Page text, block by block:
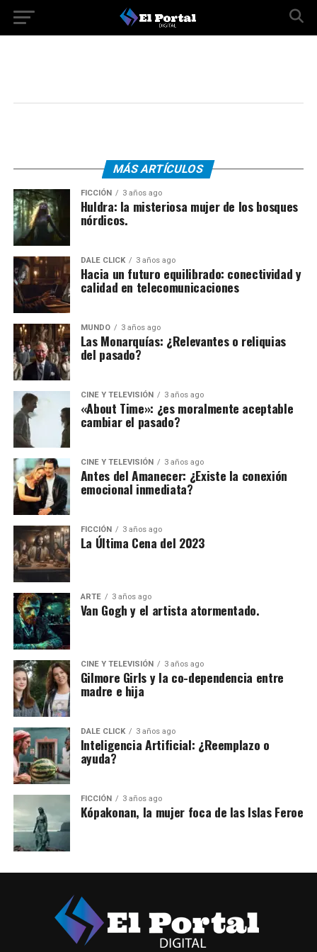
MÁS ARTÍCULOS
FICCIÓN 3 años ago
Huldra: la misteriosa mujer de los bosques
nórdicos.
DALE CLICK 3 años ago
Hacia un futuro equilibrado: conectividad y
calidad en telecomunicaciones
MUNDO 3 años ago
Las Monarquías: ¿Relevantes o reliquias
del pasado?
CINE Y TELEVISIÓN 3 años ago
«About Time»: ¿es moralmente aceptable
cambiar el pasado?
CINE Y TELEVISIÓN 3 años ago
Antes del Amanecer: ¿Existe la conexión
emocional inmediata?
FICCIÓN 3 años ago
La Última Cena del 2023
ARTE 3 años ago
Van Gogh y el artista atormentado.
CINE Y TELEVISIÓN 3 años ago
Gilmore Girls y la co-dependencia entre
madre e hija
DALE CLICK 3 años ago
Inteligencia Artificial: ¿Reemplazo o
ayuda?
FICCIÓN 3 años ago
Kópakonan, la mujer foca de las Islas Feroe